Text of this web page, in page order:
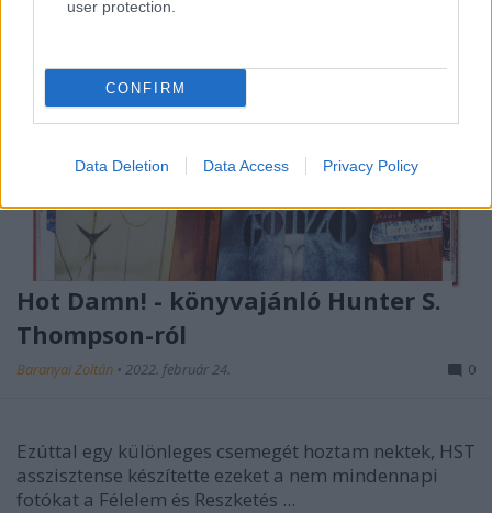
user protection.
CONFIRM
Data Deletion Data Access Privacy Policy
Hot Damn! - könyvajánló Hunter S.
Thompson-ról
Baranyai Zoltán • 2022. február 24. 0
Ezúttal egy különleges csemegét hoztam nektek, HST
asszisztense készítette ezeket a nem mindennapi
fotókat a Félelem és Reszketés ...